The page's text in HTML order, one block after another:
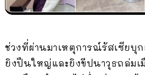
ช่วงที่ผ่านมาเหตุการณ์รัสเซียบุ
ยิงปืนใหญ่และยิงขีปนาวุธถล่มเ